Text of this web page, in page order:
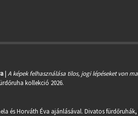
|A képek felhasználása tilos, jogi lépéseket von
kollekció 2026.
és Horváth Éva ajánlásával. Divatos